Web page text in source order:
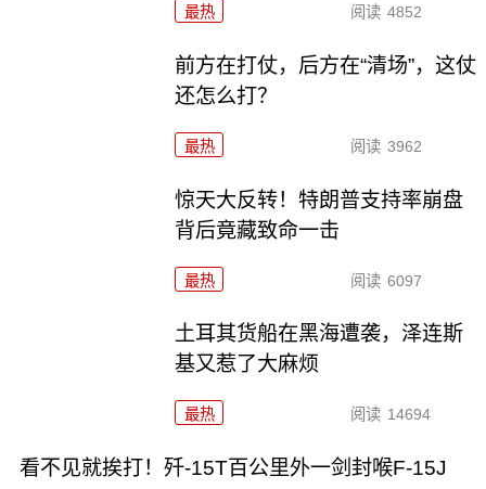
最热 阅读 4852
前方在打仗，后方在“清场”，这仗
还怎么打？
最热 阅读 3962
惊天大反转！特朗普支持率崩盘
背后竟藏致命一击
最热 阅读 6097
土耳其货船在黑海遭袭，泽连斯
基又惹了大麻烦
最热 阅读 14694
看不见就挨打！歼-15T百公里外一剑封喉F-15J